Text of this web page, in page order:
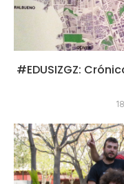
#EDUSIZGZ: